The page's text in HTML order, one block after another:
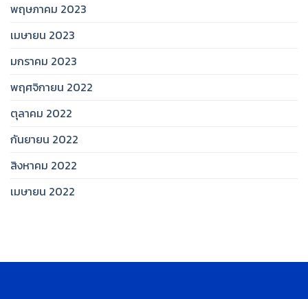
พฤษภาคม 2023
เมษายน 2023
มกราคม 2023
พฤศจิกายน 2022
ตุลาคม 2022
กันยายน 2022
สิงหาคม 2022
เมษายน 2022